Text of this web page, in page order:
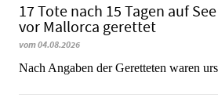
17 Tote nach 15 Tagen auf
vor Mallorca gerettet
vom 04.08.2026
Nach Angaben der Geretteten waren